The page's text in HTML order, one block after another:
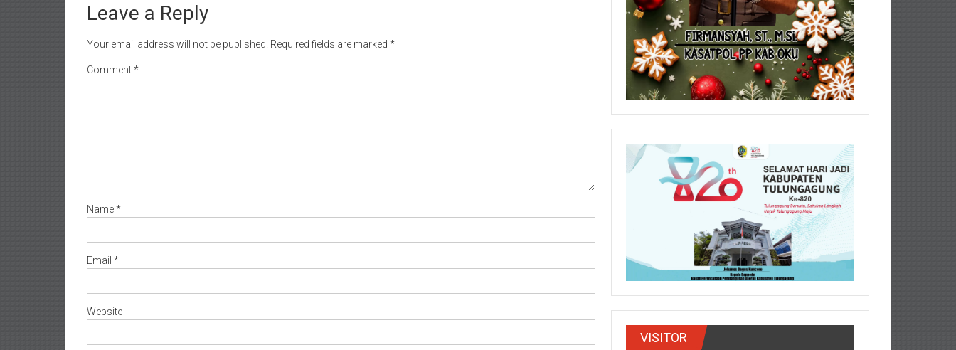
Leave a Reply
Your email address will not be published. Required fields are marked *
Comment*
Name*
Email *
Website
VISITOR